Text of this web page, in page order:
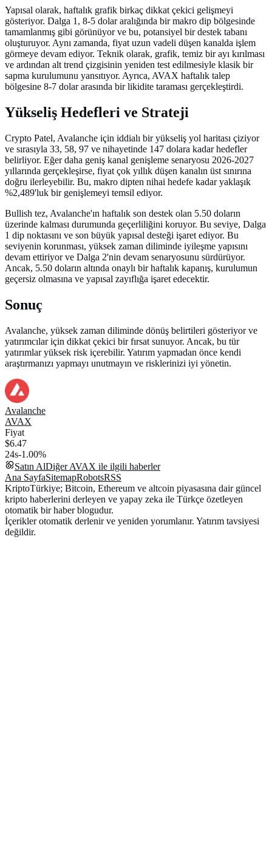
Yapısal olarak, haftalık grafik birkaç dikkat çekici gelişmeyi
gösteriyor. Dalga 1, 8-5 dolar aralığında bir makro dip bölgesinde
tamamlanmış gibi görünüyor ve bu, potansiyel bir destek tabanı
oluşturuyor. Aynı zamanda, fiyat uzun vadeli düşen kanalda işlem
görmeye devam ediyor. Teknik olarak, grafik, temiz bir ayı kırılması
ve ardından alt trend çizgisinin yeniden test edilmesiyle klasik bir
sapma kurulumunu yansıtıyor. Ayrıca, AVAX haftalık talep
bölgesine 8-7 dolar arasında bir likidite taraması gerçekleştirdi.
Yükseliş Hedefleri ve Strateji
Crypto Patel, Avalanche için iddialı bir yükseliş yol haritası çiziyor
ve sırasıyla 33, 58, 97 ve nihayetinde 147 dolara kadar hedefler
belirliyor. Eğer daha geniş kanal genişleme senaryosu 2026-2027
yıllarında gerçekleşirse, fiyat çok yıllık düşen kanalın üst sınırına
doğru ilerleyebilir. Bu, makro dipten nihai hedefe kadar yaklaşık
%2,489'luk bir genişlemeyi temsil ediyor.
Bullish tez, Avalanche'ın haftalık son destek olan 5.50 doların
üzerinde kalması durumunda geçerliliğini koruyor. Bu seviye, Dalga
1 dip noktasını ve son büyük yapısal desteği işaret ediyor. Bu
seviyenin korunması, yüksek zaman diliminde iyileşme yapısını
devam ettiriyor ve Dalga 2'nin devam senaryosunu sürdürüyor.
Ancak, 5.50 doların altında onaylı bir haftalık kapanış, kurulumun
geçersiz olmasına ve yapısal zayıflığa işaret edecektir.
Sonuç
Avalanche, yüksek zaman diliminde dönüş belirtileri gösteriyor ve
yatırımcılar için dikkat çekici bir fırsat sunuyor. Ancak, bu tür
yatırımlar yüksek risk içerebilir. Yatırım yapmadan önce kendi
araştırmanızı yapmayı unutmayın ve risklerinizi iyi yönetin.
Avalanche
AVAX
Fiyat
$6.47
24s-1.00%
Satın AlDiğerAVAX ile ilgili haberler
Ana SayfaSitemapRobotsRSS
KriptoTürkiye; Bitcoin, Ethereum ve altcoin piyasasına dair güncel
kripto haberlerini derleyen ve yapay zeka ile Türkçe özetleyen
otomatik bir haber blogudur.
İçerikler otomatik derlenir ve yeniden yorumlanır. Yatırım tavsiyesi
değildir.